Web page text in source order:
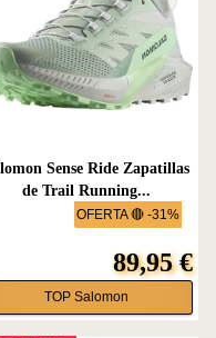
OFERTA 🔴 -31%
Sense Ride Zapatillas
de Trail Running...
89,95 €
TOP Salomon